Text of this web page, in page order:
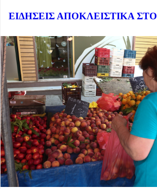
ΕΙΔΗΣΕΙΣ ΑΠΟΚΛΕΙΣΤΙΚΑ ΣΤΟ